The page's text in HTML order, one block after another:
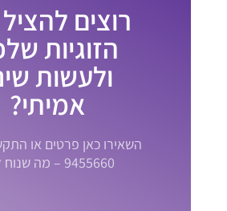
רוצים
הזוגיות
ולעשות
אמיתי?
9455660 – מה שנוח לכם